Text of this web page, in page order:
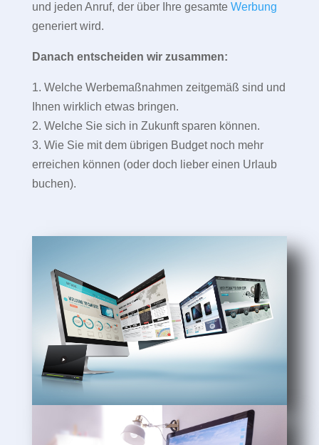
und jeden Anruf, der über Ihre gesamte Werbung
generiert wird.
Danach entscheiden wir zusammen:
1. Welche Werbemaßnahmen zeitgemäß sind und
Ihnen wirklich etwas bringen.
2. Welche Sie sich in Zukunft sparen können.
3. Wie Sie mit dem übrigen Budget noch mehr
erreichen können (oder doch lieber einen Urlaub
buchen).